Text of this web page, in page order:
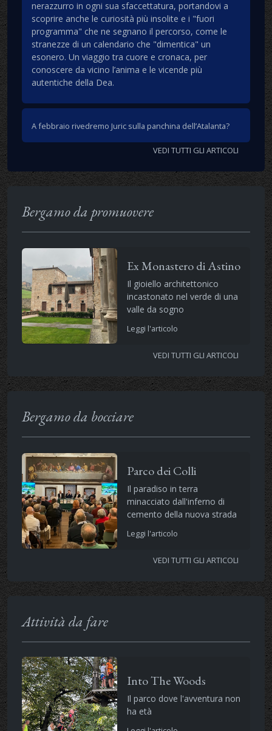
nerazzurro in ogni sua sfaccettatura, portandovi a
scoprire anche le curiosità più insolite e i "fuori
programma" che ne segnano il percorso, come le
stranezze di un calendario che "dimentica" un
esonero. Un viaggio tra cuore e cronaca, per
conoscere da vicino l’anima e le vicende più
autentiche della Dea.
A febbraio rivedremo Juric sulla panchina dell’Atalanta?
VEDI TUTTI GLI ARTICOLI
Bergamo da promuovere
Ex Monastero di Astino
Il gioiello architettonico
incastonato nel verde di una
valle da sogno
Leggi l'articolo
VEDI TUTTI GLI ARTICOLI
Bergamo da bocciare
Parco dei Colli
Il paradiso in terra
minacciato dall'inferno di
cemento della nuova strada
Leggi l'articolo
VEDI TUTTI GLI ARTICOLI
Attività da fare
Into The Woods
Il parco dove l'avventura non
ha età